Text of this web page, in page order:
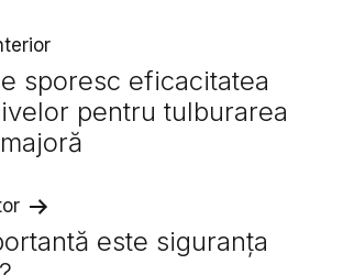
sporesc eficacitatea
pentru tulburarea
este siguranța